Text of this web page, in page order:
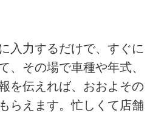
入力するだけで、すぐに
、その場で車種や年式、
を伝えれば、おおよその
らえます。忙しくて店舗